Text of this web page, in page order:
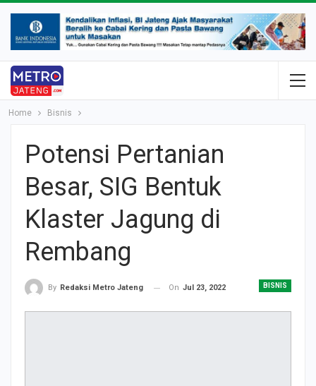
Home Bisnis
Potensi Pertanian
Besar, SIG Bentuk
Klaster Jagung di
Rembang
BISNIS
By Redaksi Metro Jateng On Jul 23, 2022